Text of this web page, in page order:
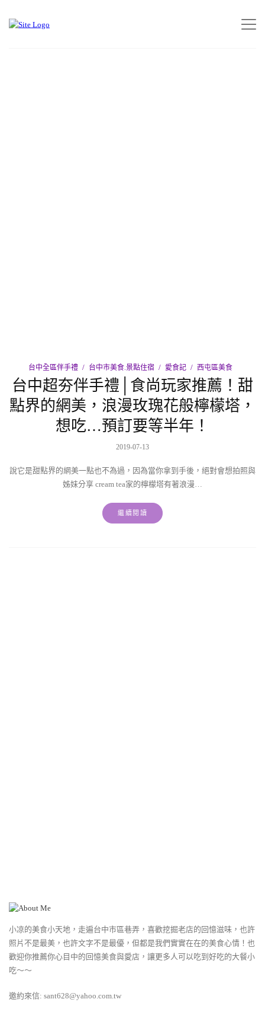
台中全區伴手禮 台中市美食.景點住宿 愛食記 西屯區美食
台中超夯伴手禮│食尚玩家推薦！甜
點界的網美，浪漫玫瑰花般檸檬塔，
想吃…預訂要等半年！
2019-07-13
說它是甜點界的網美一點也不為過，因為當你拿到手後，絕對會想拍照與
姊妹分享 cream tea家的檸檬塔有著浪漫…
繼續閱讀
小凉的美食小天地，走遍台中市區巷弄，喜歡挖掘老店的回憶滋味，也許
照片不是最美，也許文字不是最優，但都是我們實實在在的美食心情！也
歡迎你推薦你心目中的回憶美食與愛店，讓更多人可以吃到好吃的大餐小
吃～～
邀約來信: sant628@yahoo.com.tw